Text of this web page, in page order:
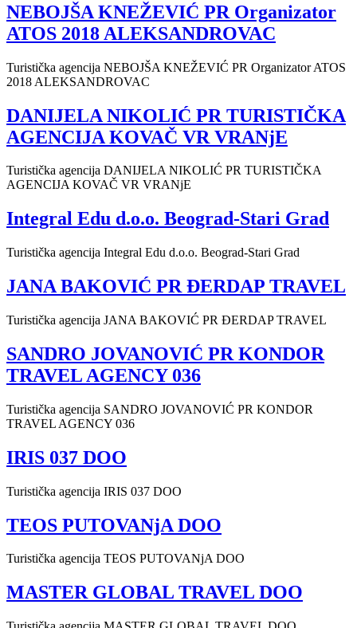
NEBOJŠA KNEŽEVIĆ PR Organizator
ATOS 2018 ALEKSANDROVAC
Turistička agencija NEBOJŠA KNEŽEVIĆ PR Organizator ATOS
2018 ALEKSANDROVAC
DANIJELA NIKOLIĆ PR TURISTIČKA
AGENCIJA KOVAČ VR VRANjE
Turistička agencija DANIJELA NIKOLIĆ PR TURISTIČKA
AGENCIJA KOVAČ VR VRANjE
Integral Edu d.o.o. Beograd-Stari Grad
Turistička agencija Integral Edu d.o.o. Beograd-Stari Grad
JANA BAKOVIĆ PR ĐERDAP TRAVEL
Turistička agencija JANA BAKOVIĆ PR ĐERDAP TRAVEL
SANDRO JOVANOVIĆ PR KONDOR
TRAVEL AGENCY 036
Turistička agencija SANDRO JOVANOVIĆ PR KONDOR
TRAVEL AGENCY 036
IRIS 037 DOO
Turistička agencija IRIS 037 DOO
TEOS PUTOVANjA DOO
Turistička agencija TEOS PUTOVANjA DOO
MASTER GLOBAL TRAVEL DOO